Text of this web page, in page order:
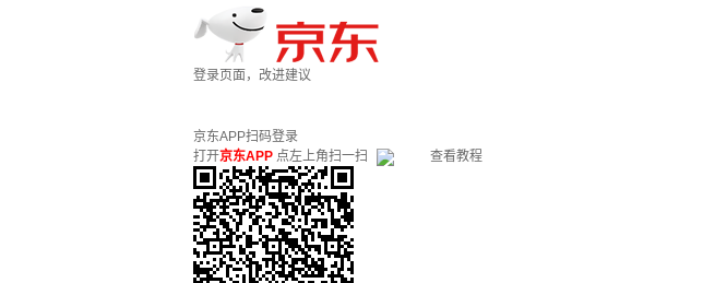
登录页面，改进建议
京东APP扫码登录
打开京东APP 点左上角扫一扫 查看教程